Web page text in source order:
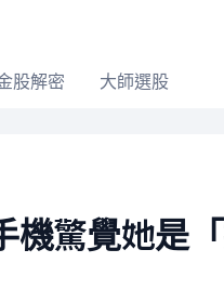
股解密 大師選股
機驚覺她是